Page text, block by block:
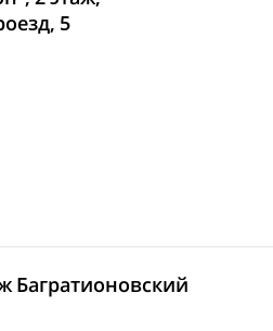
5
Багратионовский